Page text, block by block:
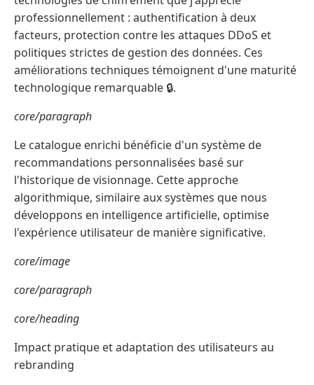
professionnellement : authentification à deux
facteurs, protection contre les attaques DDoS et
politiques strictes de gestion des données. Ces
améliorations techniques témoignent d'une maturité
technologique remarquable 🔒.
core/paragraph
Le catalogue enrichi bénéficie d'un système de
recommandations personnalisées basé sur
l'historique de visionnage. Cette approche
algorithmique, similaire aux systèmes que nous
développons en intelligence artificielle, optimise
l'expérience utilisateur de manière significative.
core/image
core/paragraph
core/heading
Impact pratique et adaptation des utilisateurs au
rebranding